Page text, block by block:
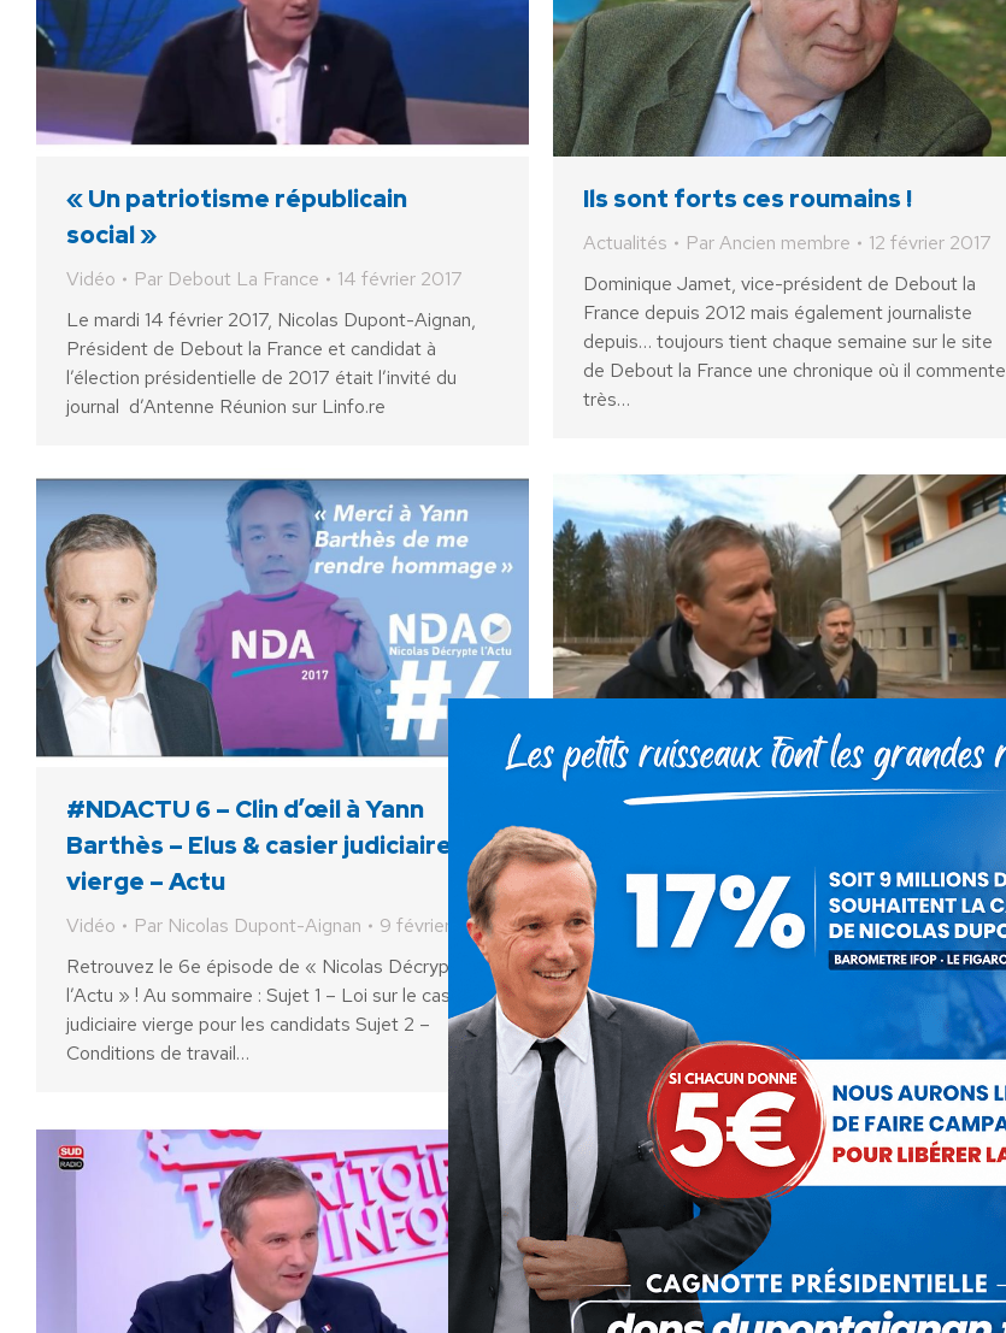
« Un patriotisme républicain
social »
Vidéo Par Debout La France
14 février 2017
Le mardi 14 février 2017, Nicolas Dupont-Aignan,
Président de Debout la France et candidat à
l’élection présidentielle de 2017 était l’invité du
journal d’Antenne Réunion sur Linfo.re
Ils sont forts ces roumains !
Actualités ParAncien membre
12 février 2017
Dominique Jamet, vice-président de Debout la
France depuis 2012 mais également journaliste
depuis… toujours tient chaque semaine sur le site
de Debout la France une chronique où il commente
très…
» Il faut renouer le lien de confiance
entre les hommes politiques et les
Français ! «
Vidéo ParDebout La France
10 février 2017
Le vendredi 10 Fèvrier 2017, Nicolas Dupont-
Aignan, Président de Debout la France et candidat
à l’élection présidentielle de 2017 était en
déplacement en Isère et en Savoie. Reportage
France 3…
#NDACTU 6 – Clin d’œil à Yann
Barthès – Elus & casier judiciaire
vierge – Actu
Vidéo Par Nicolas Dupont-Aignan
9 février 2017
Retrouvez le 6e épisode de « Nicolas Décrypte
l’Actu » ! Au sommaire : Sujet 1 – Loi sur le casier
judiciaire vierge pour les candidats Sujet 2 –
Conditions de travail…